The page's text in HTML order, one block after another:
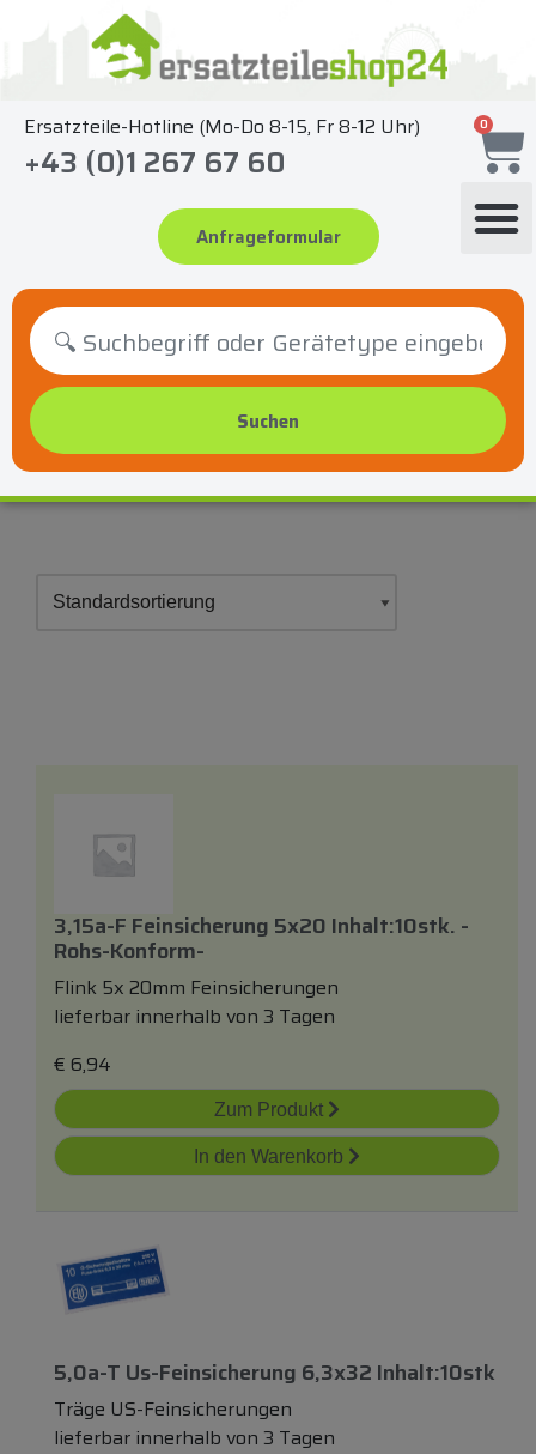
springen
Ersatzteile-Hotline (Mo-Do 8-15, Fr 8-12 Uhr)
+43 (0)1 267 67 60
Anfrageformular
0
3,15a-F Feinsicherung 5x20 Inhalt:10stk. -
Rohs-Konform-
Flink 5x 20mm Feinsicherungen
lieferbar innerhalb von 3 Tagen
€ 6,94
Zum Produkt
In den Warenkorb
5,0a-T Us-Feinsicherung 6,3x32 Inhalt:10stk
Träge US-Feinsicherungen
lieferbar innerhalb von 3 Tagen